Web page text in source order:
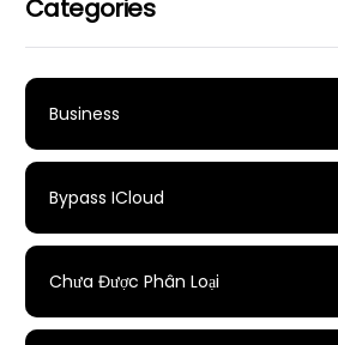
Categories
Business
Bypass ICloud
Chưa Được Phân Loại